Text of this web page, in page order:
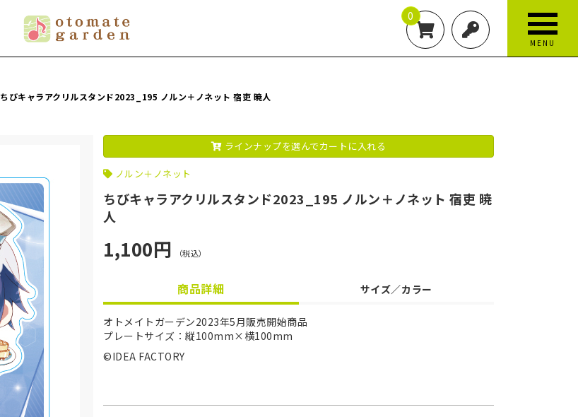
0
MENU
ちびキャラアクリルスタンド2023_195 ノルン＋ノネット 宿吏 暁人
ラインナップを選んでカートに入れる
ノルン＋ノネット
ちびキャラアクリルスタンド2023_195 ノルン＋ノネット 宿吏 暁
人
1,100円 （税込）
商品詳細 サイズ／カラー
オトメイトガーデン2023年5月販売開始商品
プレートサイズ：縦100mm×横100mm
©IDEA FACTORY